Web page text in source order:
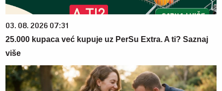
03. 08. 2026 07:31
25.000 kupaca već kupuje uz PerSu Extra. A ti? Saznaj
više